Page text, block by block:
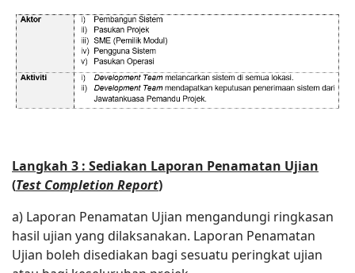
Langkah 3 : Sediakan Laporan Penamatan Ujian
(Test Completion Report)
a) Laporan Penamatan Ujian mengandungi ringkasan
hasil ujian yang dilaksanakan. Laporan Penamatan
Ujian boleh disediakan bagi sesuatu peringkat ujian